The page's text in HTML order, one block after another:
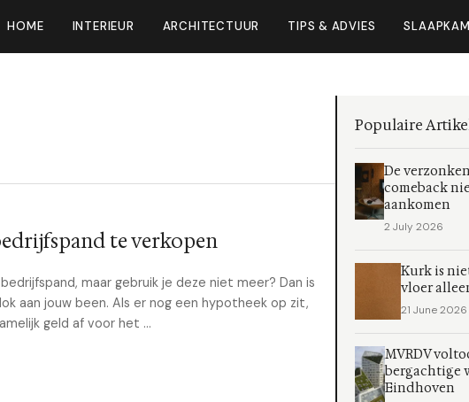
HOME INTERIEUR ARCHITECTUUR TIPS & ADVIES
te verkopen
maar gebruik je deze niet meer? Dan is
aan jouw been. Als er nog een hypotheek op zit,
geld af voor het ...
Populaire
De
comeback
aankomen
2 July 2026
Kurk is
vloer
21 June 2026
MVRDV
bergachtige
Eindhoven